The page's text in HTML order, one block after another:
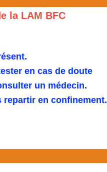
la LAM BFC
en cas de doute
un médecin.
repartir en confinement.